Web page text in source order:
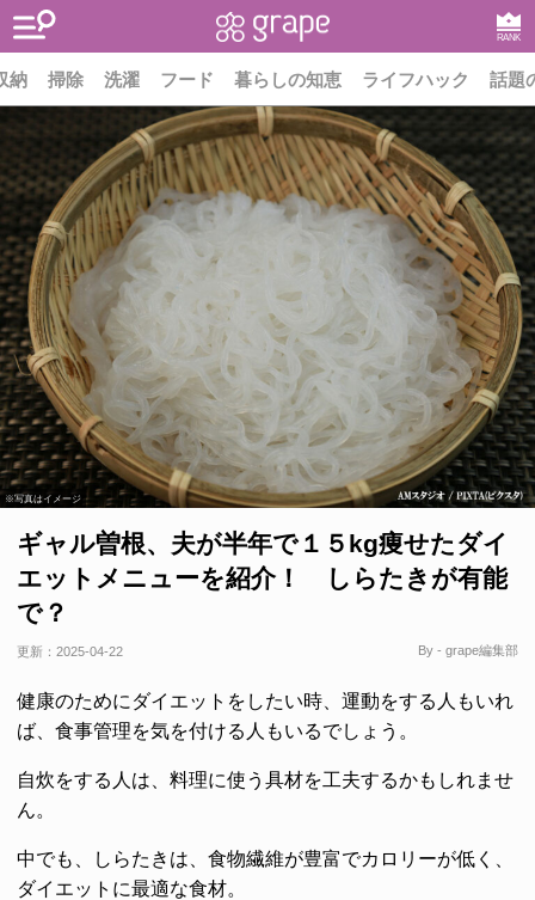
RANK
納 掃除 洗濯 フード 暮らしの知恵 ライフハック 話題
※写真はイメージ
ギャル曽根、夫が半年で１５kg痩せたダイ
エットメニューを紹介！ しらたきが有能
で？
更新： 2025-04-22 By - grape編集部
健康のためにダイエットをしたい時、運動をする人もいれ
ば、食事管理を気を付ける人もいるでしょう。
自炊をする人は、料理に使う具材を工夫するかもしれませ
ん。
中でも、しらたきは、食物繊維が豊富でカロリーが低く、
ダイエットに最適な食材。